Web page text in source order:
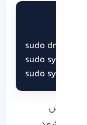
sudo dnf
sudo
sudo
: برای عملکرد بهینه PHP-FPM_، افزایش